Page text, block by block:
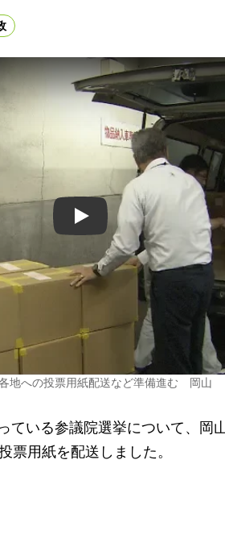
Play
地への投票用紙配送など準備進む 岡山
いる参議院選挙について、岡
票用紙を配送しました。